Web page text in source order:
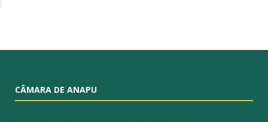
CÂMARA DE ANAPU